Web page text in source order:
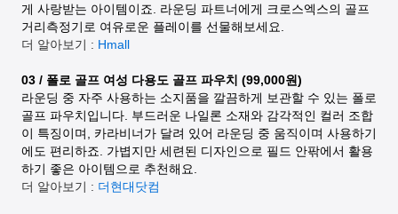
게 사랑받는 아이템이죠. 라운딩 파트너에게 크로스엑스의 골프
거리측정기로 여유로운 플레이를 선물해보세요.
더 알아보기 : Hmall
03 / 폴로 골프 여성 다용도 골프 파우치 (99,000원)
라운딩 중 자주 사용하는 소지품을 깔끔하게 보관할 수 있는 폴로
골프 파우치입니다. 부드러운 나일론 소재와 감각적인 컬러 조합
이 특징이며, 카라비너가 달려 있어 라운딩 중 움직이며 사용하기
에도 편리하죠. 가볍지만 세련된 디자인으로 필드 안팎에서 활용
하기 좋은 아이템으로 추천해요.
더 알아보기 : 더현대닷컴